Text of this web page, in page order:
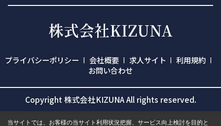
プライバシーポリシー 会社概要 求人サイト
利用規約
お問い合わせ
Copyright 株式会社KIZUNA All rights reserved.
当サイトでは、お客様の当サイト利用状況把握、サービス向上検討を目的と